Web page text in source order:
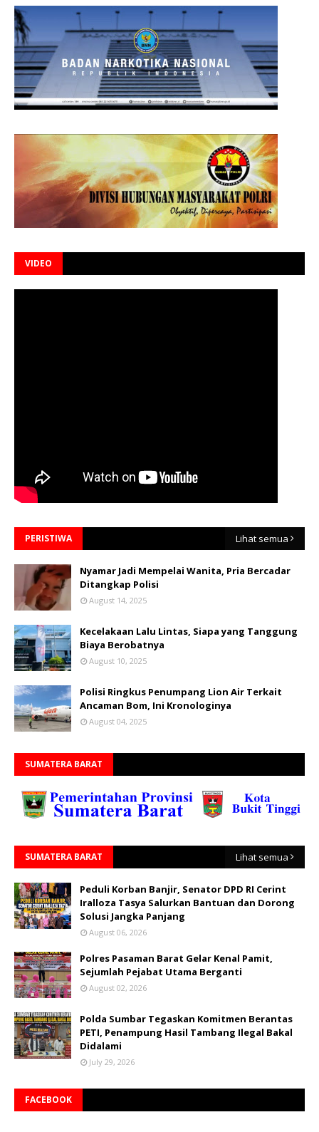
VIDEO
PERISTIWA Lihat semua
Nyamar Jadi Mempelai Wanita, Pria Bercadar
Ditangkap Polisi
August 14, 2025
Kecelakaan Lalu Lintas, Siapa yang Tanggung
Biaya Berobatnya
August 10, 2025
Polisi Ringkus Penumpang Lion Air Terkait
Ancaman Bom, Ini Kronologinya
August 04, 2025
SUMATERA BARAT
SUMATERA BARAT Lihat semua
Peduli Korban Banjir, Senator DPD RI Cerint
Iralloza Tasya Salurkan Bantuan dan Dorong
Solusi Jangka Panjang
August 06, 2026
Polres Pasaman Barat Gelar Kenal Pamit,
Sejumlah Pejabat Utama Berganti
August 02, 2026
Polda Sumbar Tegaskan Komitmen Berantas
PETI, Penampung Hasil Tambang Ilegal Bakal
Didalami
July 29, 2026
FACEBOOK